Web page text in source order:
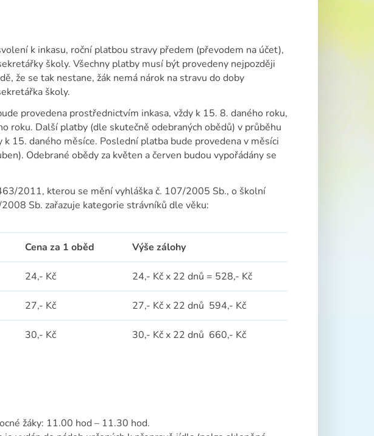
k inkasu, roční platbou stravy předem (převodem na účet),
školy. Všechny platby musí být provedeny nejpozději
že se tak nestane, žák nemá nárok na stravu do doby
školy.
provedena prostřednictvím inkasa, vždy k 15. 8. daného roku,
roku. Další platby (dle skutečně odebraných obědů) v průběhu
15. daného měsíce. Poslední platba bude provedena v měsíci
Odebrané obědy za květen a červen budou vypořádány se
2011, kterou se mění vyhláška č. 107/2005 Sb., o školní
Sb. zařazuje kategorie strávníků dle věku:
Cena za 1 oběd Výše zálohy
24,- Kč 24,- Kč x 22 dnů = 528,- Kč
27,- Kč 27,- Kč x 22 dnů 594,- Kč
30,- Kč 30,- Kč x 22 dnů 660,- Kč
žáky: 11.00 hod – 11.30 hod.